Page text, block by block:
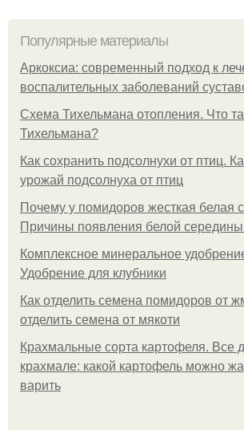
Популярные материалы
Аркоксиа: современный подход к
воспалительных заболеваний
Схема Тихельмана отопления. Что
Тихельмана?
Как сохранить подсолнухи от птиц.
урожай подсолнуха от птиц
Почему у помидоров жесткая белая
Причины появления белой середины
Комплексное минеральное
Удобрение для клубники
Как отделить семена помидоров от
отделить семена от мякоти
Крахмальные сорта картофеля. Все
крахмале: какой картофель можно
варить